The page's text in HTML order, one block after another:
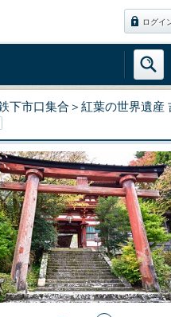
ログイ
下市口集合＞紅葉の世界遺産